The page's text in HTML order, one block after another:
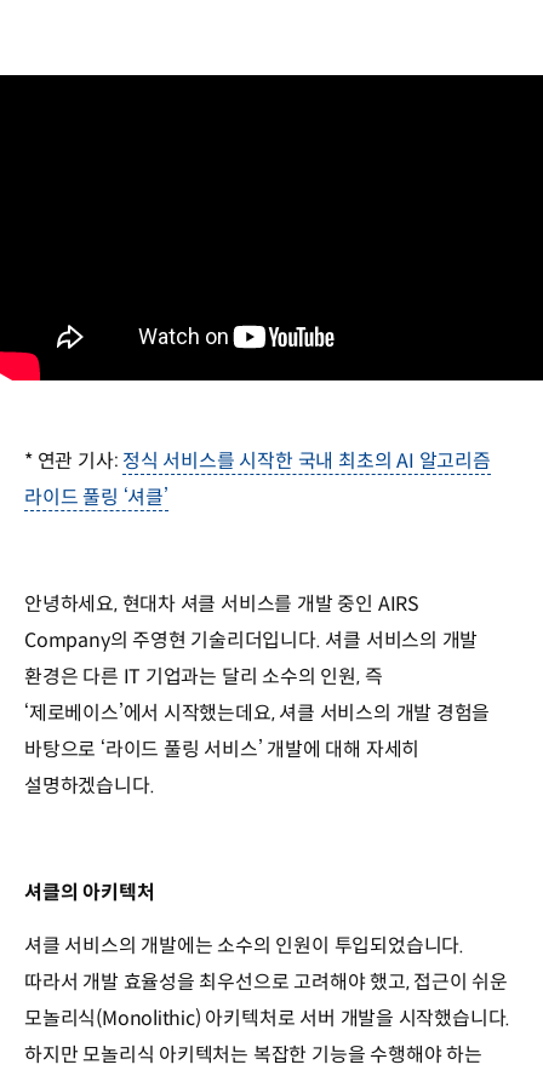
* 연관 기사: 정식 서비스를 시작한 국내 최초의 AI 알고리즘
라이드 풀링 ‘셔클’
안녕하세요, 현대차 셔클 서비스를 개발 중인 AIRS
Company의 주영현 기술리더입니다. 셔클 서비스의 개발
환경은 다른 IT 기업과는 달리 소수의 인원, 즉
‘제로베이스’에서 시작했는데요, 셔클 서비스의 개발 경험을
바탕으로 ‘라이드 풀링 서비스’ 개발에 대해 자세히
설명하겠습니다.
셔클의 아키텍처
셔클 서비스의 개발에는 소수의 인원이 투입되었습니다.
따라서 개발 효율성을 최우선으로 고려해야 했고, 접근이 쉬운
모놀리식(Monolithic) 아키텍처로 서버 개발을 시작했습니다.
하지만 모놀리식 아키텍처는 복잡한 기능을 수행해야 하는